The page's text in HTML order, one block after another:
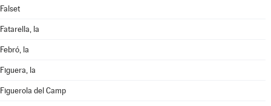
Falset
Fatarella, la
Febró, la
Figuera, la
Figuerola del Camp